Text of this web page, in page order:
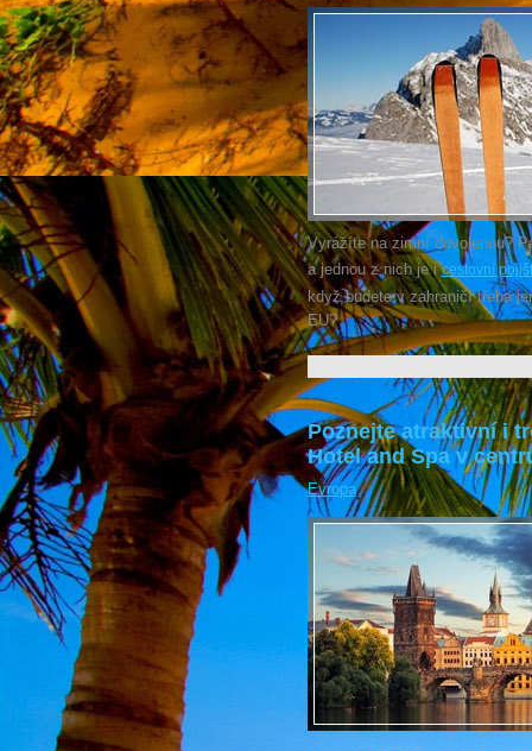
Vyrážíte na zimní dovolenou?
a jednou z nich je icestovní
když budete v zahraničí třeba
EU?
Poznejte atraktivní i
Hotel and Spa v
Evropa